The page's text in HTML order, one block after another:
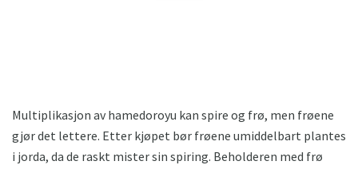
Multiplikasjon av hamedoroyu kan spire og frø, men frøene
gjør det lettere. Etter kjøpet bør frøene umiddelbart plantes
i jorda, da de raskt mister sin spiring. Beholderen med frø